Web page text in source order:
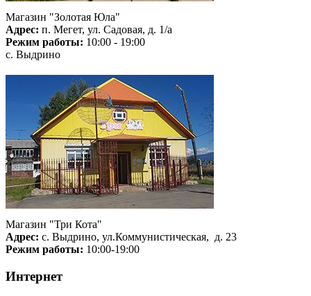
Магазин "Золотая Юла"
Адрес: п. Мегет, ул. Садовая, д. 1/а
Режим работы: 10:00 - 19:00
с. Выдрино
Магазин "Три Кота"
Адрес: с. Выдрино, ул.Коммунистическая, д. 23
Режим работы: 10:00-19:00
Интернет